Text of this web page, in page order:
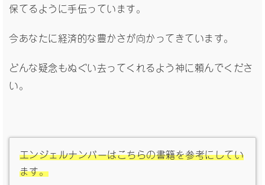
保てるように手伝っています。
今あなたに経済的な豊かさが向かってきています。
どんな疑念もぬぐい去ってくれるよう神に頼んでくださ
い。
エンジェルナンバーはこちらの書籍を参考にしてい
ます。